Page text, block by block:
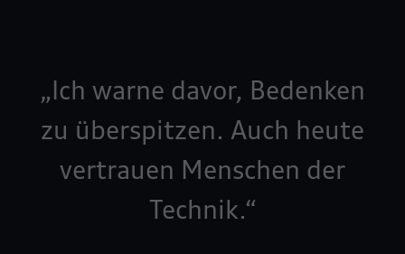
Ich warne davor, Bedenken
zu überspitzen. Auch heute
vertrauen Menschen der
Technik.